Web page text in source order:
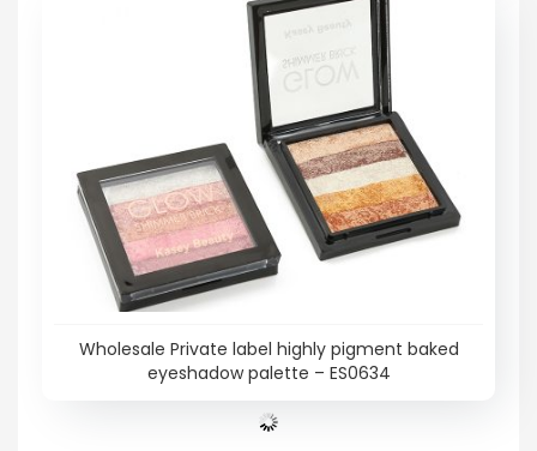
Wholesale Private label highly pigment baked
eyeshadow palette – ES0634